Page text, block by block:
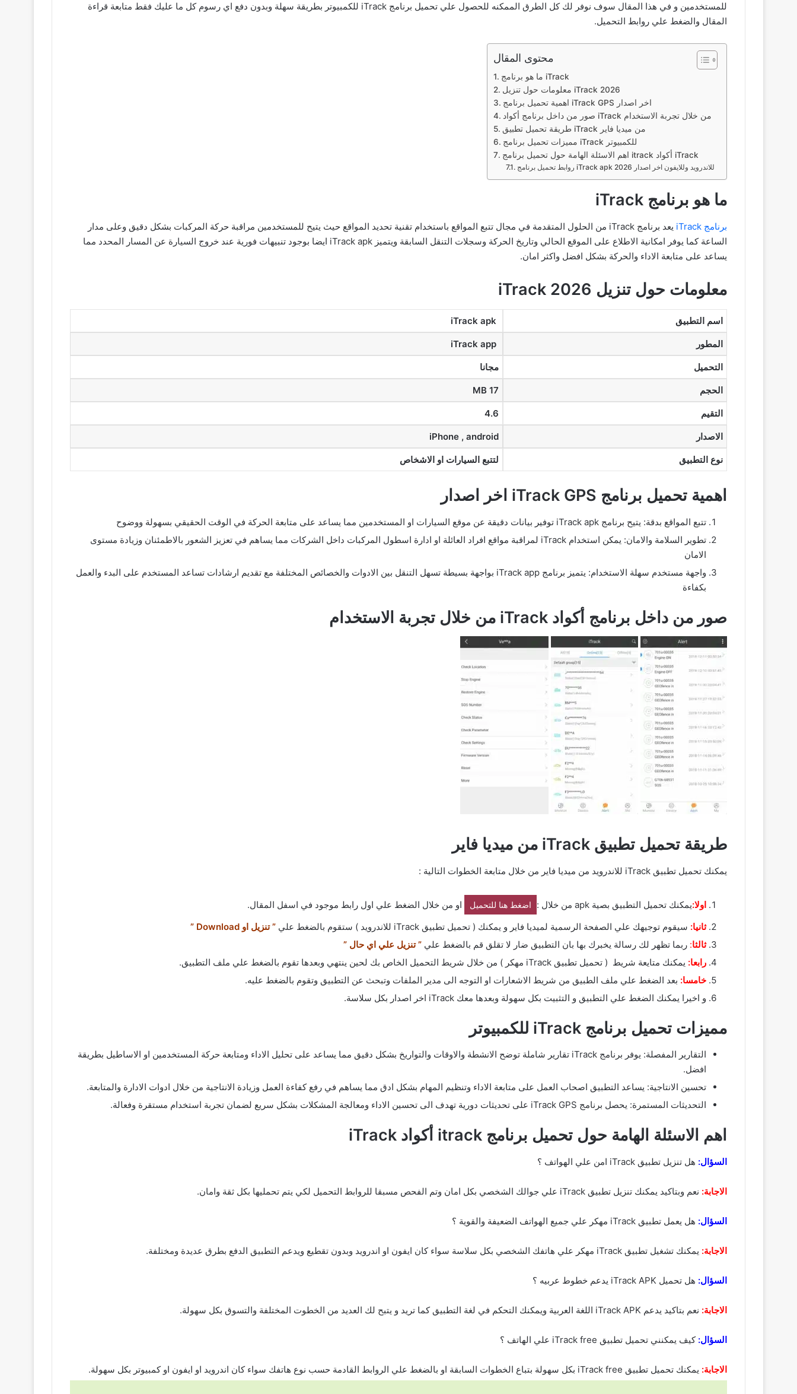
للمستخدمين و في هذا المقال سوف نوفر لك كل الطرق الممكنه للحصول علي تحميل برنامج iTrack للكمبيوتر بطريقة سهلة وبدون دفع اي رسوم كل ما عليك فقط متابعة قراءة
المقال والضغط علي روابط التحميل.
محتوى المقال
ما هو برنامج iTrack
معلومات حول تنزيل iTrack 2026
اهمية تحميل برنامج iTrack GPS اخر اصدار
صور من داخل برنامج أكواد iTrack من خلال تجربة الاستخدام
طريقة تحميل تطبيق iTrack من ميديا فاير
مميزات تحميل برنامج iTrack للكمبيوتر
اهم الاسئلة الهامة حول تحميل برنامج itrack أكواد iTrack
روابط تحميل برنامج iTrack apk للاندرويد وللايفون اخر اصدار 2026
ما هو برنامج iTrack
برنامج iTrack
يعد برنامج iTrack من الحلول المتقدمة في مجال تتبع المواقع باستخدام تقنية تحديد المواقع حيث يتيح للمستخدمين مراقبة حركة المركبات بشكل دقيق وعلى مدار
الساعة كما يوفر امكانية الاطلاع على الموقع الحالي وتاريخ الحركة وسجلات التنقل السابقة ويتميز iTrack apk ايضا بوجود تنبيهات فورية عند خروج السيارة عن المسار المحدد مما
يساعد على متابعة الاداء والحركة بشكل افضل واكثر امان.
معلومات حول تنزيل iTrack 2026
اسم التطبيق
المطور
التحميل مجانا
الحجم 17 MB
التقيم 4.6
الاصدار iPhone , android
نوع التطبيق لتتبع السيارات او الاشخاص
اهمية تحميل برنامج iTrack GPS اخر اصدار
تتبع المواقع بدقة: يتيح برنامج iTrack apk توفير بيانات دقيقة عن موقع السيارات او المستخدمين مما يساعد على متابعة الحركة في الوقت الحقيقي بسهولة ووضوح
الامان
بكفاءة
صور من داخل برنامج أكواد iTrack من خلال تجربة الاستخدام
طريقة تحميل تطبيق iTrack من ميديا فاير
يمكنك تحميل تطبيق iTrack للاندرويد من ميديا فاير من خلال متابعة الخطوات التالية :
اولا:يمكنك تحميل التطبيق بصية apk من خلال : اضغط هنا للتحميل
او من خلال الضغط علي اول رابط موجود في اسفل المقال.
ثانيا: سيقوم توجيهك علي الصفحة الرسمية لميديا فاير و يمكنك ( تحميل تطبيق iTrack للاندرويد ) ستقوم بالضغط علي
” تنزيل او Download ”
ثالثا: ربما تظهر لك رسالة يخبرك بها بان التطبيق ضار لا تقلق قم بالضغط علي ” تنزيل علي اي حال ”
رابعا: يمكنك متايعة شريط ( تحميل تطبيق iTrack مهكر ) من خلال شريط التحميل الخاص بك لحين ينتهي وبعدها تقوم بالضغط علي ملف التطبيق.
خامسا: بعد الضغط علي ملف الطبيق من شريط الاشعارات او التوجه الى مدير الملفات وتبحث عن التطبيق وتقوم بالضغط عليه.
و اخيرا يمكنك الضغط علي التطبيق و التثبيت بكل سهولة وبعدها معك iTrack اخر اصدار بكل سلاسة.
مميزات تحميل برنامج iTrack للكمبيوتر
التقارير المفصلة: يوفر برنامج iTrack تقارير شاملة توضح الانشطة والاوقات والتواريخ بشكل دقيق مما يساعد على تحليل الاداء ومتابعة حركة المستخدمين او الاساطيل بطريقة
افضل.
تحسين الانتاجية: يساعد التطبيق اصحاب العمل على متابعة الاداء وتنظيم المهام بشكل ادق مما يساهم في رفع كفاءة العمل وزيادة الانتاجية من خلال ادوات الادارة والمتابعة.
التحديثات المستمرة: يحصل برنامج iTrack GPS على تحديثات دورية تهدف الى تحسين الاداء ومعالجة المشكلات بشكل سريع لضمان تجربة استخدام مستقرة وفعالة.
اهم الاسئلة الهامة حول تحميل برنامج itrack أكواد iTrack
السؤال: هل تنزيل تطبيق iTrack امن علي الهواتف ؟
الاجابة: نعم وبتاكيد يمكنك تنزيل تطبيق iTrack علي جوالك الشخصي بكل امان وتم الفحص مسبقا للروابط التحميل لكي يتم تحمليها بكل ثقة وامان.
السؤال: هل يعمل تطبيق iTrack مهكر علي جميع الهواتف الضعيفة والقوية ؟
الاجابة: يمكنك تشغيل تطبيق iTrack مهكر علي هاتفك الشخصي بكل سلاسة سواء كان ايفون او اندرويد وبدون تقطيع ويدعم التطبيق الدفع بطرق عديدة ومختلفة.
السؤال: هل تحميل iTrack APK يدعم خطوط عربيه ؟
الاجابة: نعم بتاكيد يدعم iTrack APK اللغة العربية ويمكنك التحكم في لغة التطبيق كما تريد و يتبح لك العديد من الخطوت المختلفة والتسوق بكل سهولة.
السؤال:كيف يمكنني تحميل تطبيق iTrack free علي الهاتف ؟
الاجابة: يمكنك تحميل تطبيق iTrack free بكل سهولة بتباع الخطوات السابقة او بالضغط علي الروابط القادمة حسب نوع هاتفك سواء كان اندرويد او ايفون او كمبيوتر بكل سهولة.